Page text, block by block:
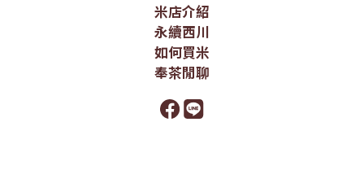
米店介紹
永續西川
如何買米
奉茶閒聊